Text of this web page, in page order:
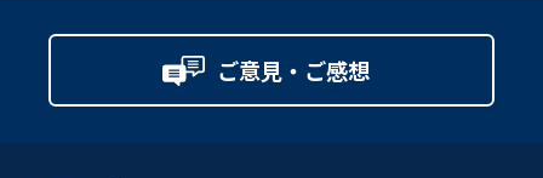
ご意見・ご感想